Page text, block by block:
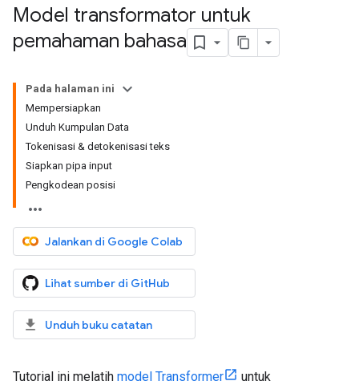
Model transformator untuk
pemahaman bahasa
Pada halaman ini
Mempersiapkan
Unduh Kumpulan Data
Tokenisasi & detokenisasi teks
Siapkan pipa input
Pengkodean posisi
Jalankan di Google Colab
Lihat sumber di GitHub
Unduh buku catatan
Tutorial ini melatih model Transformer
untuk